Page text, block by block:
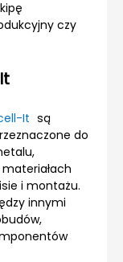
czy
It są
do
i montażu.
innymi